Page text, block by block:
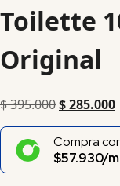
Toilette
Original
$395.000$285.000
Compra
$57.930/